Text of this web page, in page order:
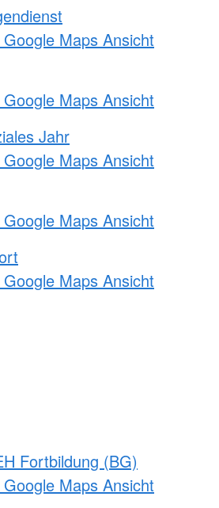
Maps Ansicht
Maps Ansicht
Jahr
Maps Ansicht
Maps Ansicht
Maps Ansicht
Fortbildung (BG)
Maps Ansicht